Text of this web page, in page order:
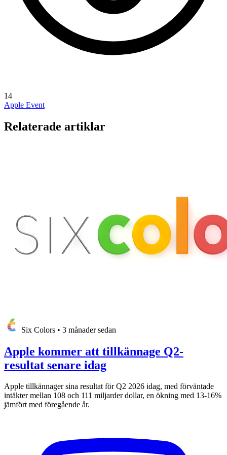
14
Apple Event
Relaterade artiklar
Six Colors • 3 månader sedan
Apple kommer att tillkännage Q2-
resultat senare idag
Apple tillkännager sina resultat för Q2 2026 idag, med förväntade
intäkter mellan 108 och 111 miljarder dollar, en ökning med 13-16%
jämfört med föregående år.